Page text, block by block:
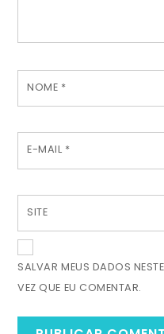
NOME *
E-MAIL *
SITE
SALVAR MEUS DADOS
VEZ QUE EU COMENTAR.